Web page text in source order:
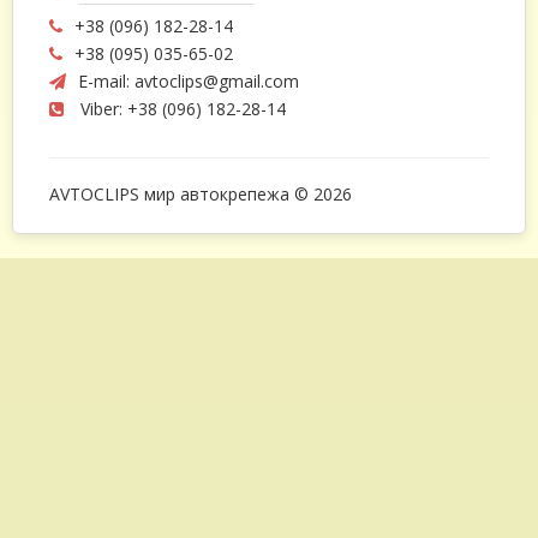
поскольку они были взяты из экземпляра,
который уже не на ходу.
2. Купленные автокрепежи могут вовсе не
- резьба будет иметь повреждения (так
бывает чаще всего);
+38 (096) 182-28-14
+38 (095) 035-65-02
E-mail: avtoclips@gmail.com
Viber: +38 (096) 182-28-14
AVTOCLIPS мир автокрепежа © 2026